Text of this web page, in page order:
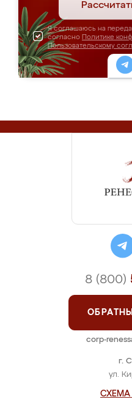
Я соглашаюсь на
согласно Политике
Пользовательскому
г.
ул.
СХЕМА
8 (800)
corp-